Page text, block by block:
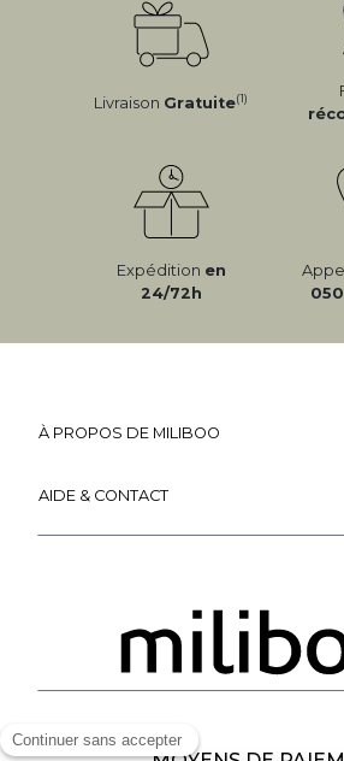
Livraison Gratuite(1)
Expédition en
24/72h
À PROPOS DE MILIBOO
AIDE & CONTACT